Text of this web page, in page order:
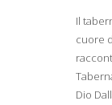
Il
cuore
Dio